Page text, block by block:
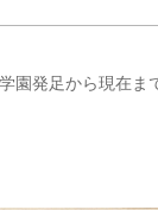
園発足から現在ま